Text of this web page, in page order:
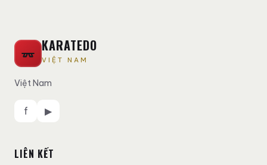
KARATEDO
VIỆT NAM
Việt Nam
f ▶
LIÊN KẾT